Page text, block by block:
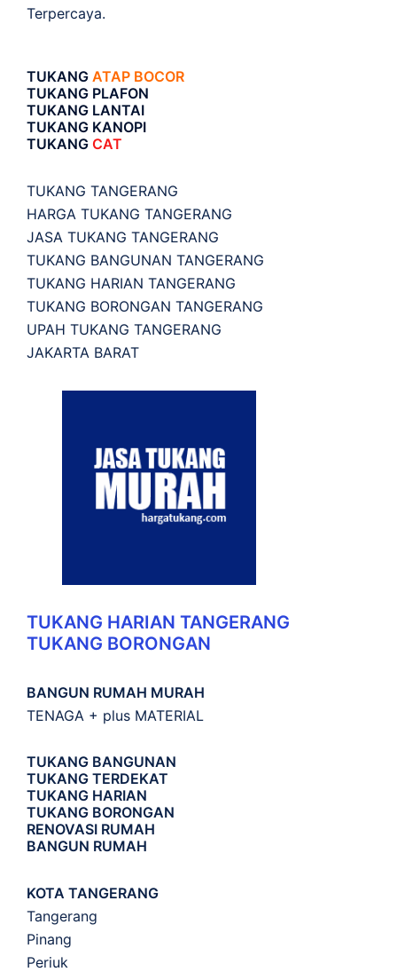
Terpercaya.
TUKANG ATAP BOCOR
TUKANG PLAFON
TUKANG LANTAI
TUKANG KANOPI
TUKANG CAT
TUKANG TANGERANG
HARGA TUKANG TANGERANG
JASA TUKANG TANGERANG
TUKANG BANGUNAN TANGERANG
TUKANG HARIAN TANGERANG
TUKANG BORONGAN TANGERANG
UPAH TUKANG TANGERANG
JAKARTA BARAT
TUKANG HARIAN TANGERANG
TUKANG BORONGAN
BANGUN RUMAH MURAH
TENAGA + plus MATERIAL
TUKANG BANGUNAN
TUKANG TERDEKAT
TUKANG HARIAN
TUKANG BORONGAN
RENOVASI RUMAH
BANGUN RUMAH
KOTA TANGERANG
Tangerang
Pinang
Periuk